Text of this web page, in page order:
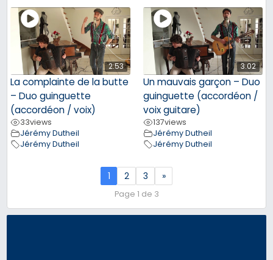
2:53
La complainte de la butte
– Duo guinguette
(accordéon / voix)
33views
Jérémy Dutheil
Jérémy Dutheil
3:02
Un mauvais garçon – Duo
guinguette (accordéon /
voix guitare)
137views
Jérémy Dutheil
Jérémy Dutheil
1 2 3 »
Page 1 de 3